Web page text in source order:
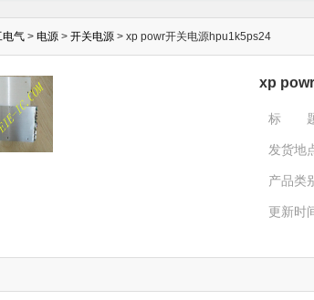
电气 > 电源 > 开关电源 > xp powr开关电源hpu1k5ps24
xp
标 题
发货地
产品类
更新时